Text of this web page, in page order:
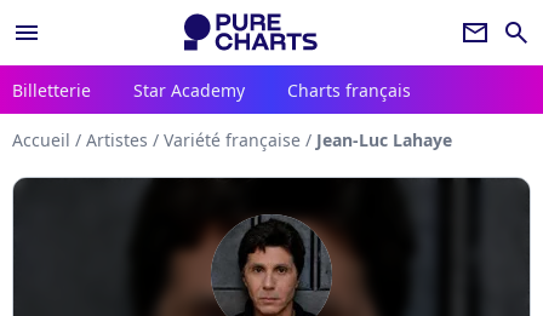
menu newsletter search
Billetterie Star Academy Charts français
Accueil / Artistes / Variété française / Jean-Luc Lahaye